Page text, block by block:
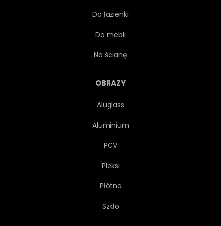
Do łazienki
Do mebli
Na ścianę
OBRAZY
Aluglass
Aluminium
PCV
Pleksi
Płótno
Szkło